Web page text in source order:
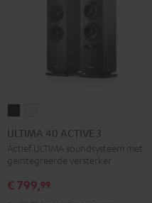
40
ACTIVE
3
Zwart
40
ACTIVE
3
Wit
ULTIMA 40 ACTIVE 3
Actief ULTIMA soundsysteem met
geïntegreerde versterker
€ 799,99